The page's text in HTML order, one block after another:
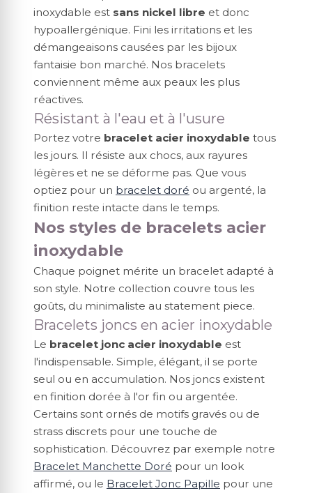
inoxydable est sans nickel libre et donc
hypoallergénique. Fini les irritations et les
démangeaisons causées par les bijoux
fantaisie bon marché. Nos bracelets
conviennent même aux peaux les plus
réactives.
Résistant à l'eau et à l'usure
Portez votre bracelet acier inoxydable tous
les jours. Il résiste aux chocs, aux rayures
légères et ne se déforme pas. Que vous
optiez pour un bracelet doré ou argenté, la
finition reste intacte dans le temps.
Nos styles de bracelets acier
inoxydable
Chaque poignet mérite un bracelet adapté à
son style. Notre collection couvre tous les
goûts, du minimaliste au statement piece.
Bracelets joncs en acier inoxydable
Le bracelet jonc acier inoxydable est
l'indispensable. Simple, élégant, il se porte
seul ou en accumulation. Nos joncs existent
en finition dorée à l'or fin ou argentée.
Certains sont ornés de motifs gravés ou de
strass discrets pour une touche de
sophistication. Découvrez par exemple notre
Bracelet Manchette Doré pour un look
affirmé, ou le Bracelet Jonc Papille pour une